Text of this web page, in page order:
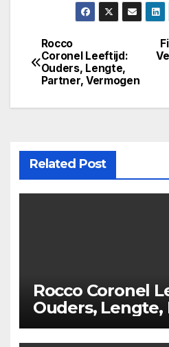
Post
navigation
Rocco
Coronel Leeftijd:
Ouders, Lengte,
Partner, Vermogen
Related Post
Rocco Coronel
Ouders, Lengte,
Vermogen